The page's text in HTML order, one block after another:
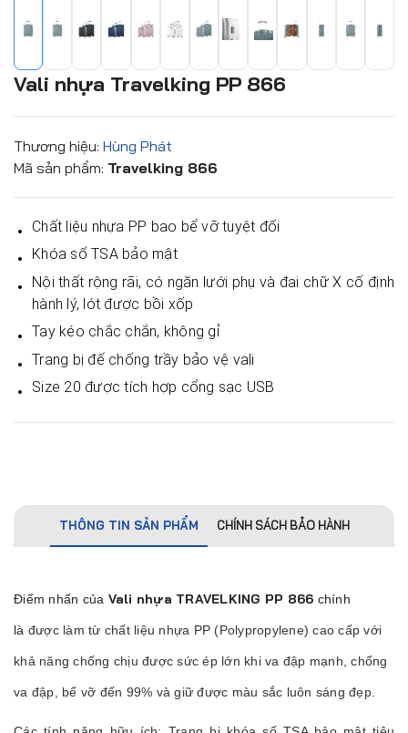
Vali nhựa Travelking PP 866
Thương hiệu: Hùng Phát
Mã sản phẩm: Travelking 866
Chất liệu nhựa PP bao bể vỡ tuyệt đối
Khóa số TSA bảo mật
Nội thất rộng rãi, có ngăn lưới phụ và đai chữ X cố định
hành lý, lót được bồi xốp
Tay kéo chắc chắn, không gỉ
Trang bị đế chống trầy bảo vệ vali
Size 20 được tích hợp cổng sạc USB
THÔNG TIN SẢN PHẨM CHÍNH SÁCH BẢO HÀNH
Điểm nhấn của Vali nhựa TRAVELKING PP 866 chính
là được làm từ chất liệu nhựa PP (Polypropylene) cao cấp với
khả năng chống chịu được sức ép lớn khi va đập mạnh, chống
va đập, bể vỡ đến 99% và giữ được màu sắc luôn sáng đẹp.